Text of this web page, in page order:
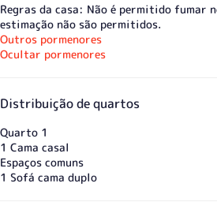
Regras da casa: Não é permitido fumar
estimação não são permitidos.
Outros pormenores
Ocultar pormenores
Distribuição de quartos
Quarto 1
1 Cama casal
Espaços comuns
1 Sofá cama duplo